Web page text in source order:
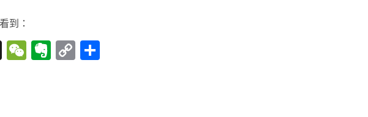
到：
Threads
WeChat
Evernote
Copy